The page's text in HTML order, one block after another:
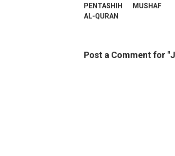
PENTASHIH MUSHAF
AL-QURAN
Post a Comment for